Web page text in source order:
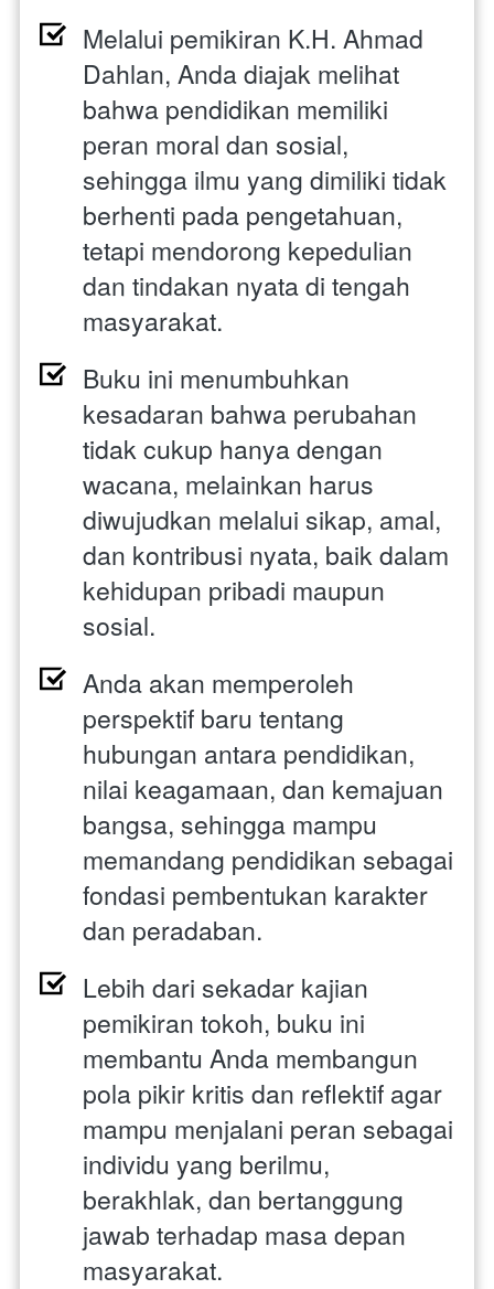
Melalui pemikiran K.H. Ahmad
Dahlan, Anda diajak melihat
bahwa pendidikan memiliki
peran moral dan sosial,
sehingga ilmu yang dimiliki tidak
berhenti pada pengetahuan,
tetapi mendorong kepedulian
dan tindakan nyata di tengah
masyarakat.
Buku ini menumbuhkan
kesadaran bahwa perubahan
tidak cukup hanya dengan
wacana, melainkan harus
diwujudkan melalui sikap, amal,
dan kontribusi nyata, baik dalam
kehidupan pribadi maupun
sosial.
Anda akan memperoleh
perspektif baru tentang
hubungan antara pendidikan,
nilai keagamaan, dan kemajuan
bangsa, sehingga mampu
memandang pendidikan sebagai
fondasi pembentukan karakter
dan peradaban.
Lebih dari sekadar kajian
pemikiran tokoh, buku ini
membantu Anda membangun
pola pikir kritis dan reflektif agar
mampu menjalani peran sebagai
individu yang berilmu,
berakhlak, dan bertanggung
jawab terhadap masa depan
masyarakat.